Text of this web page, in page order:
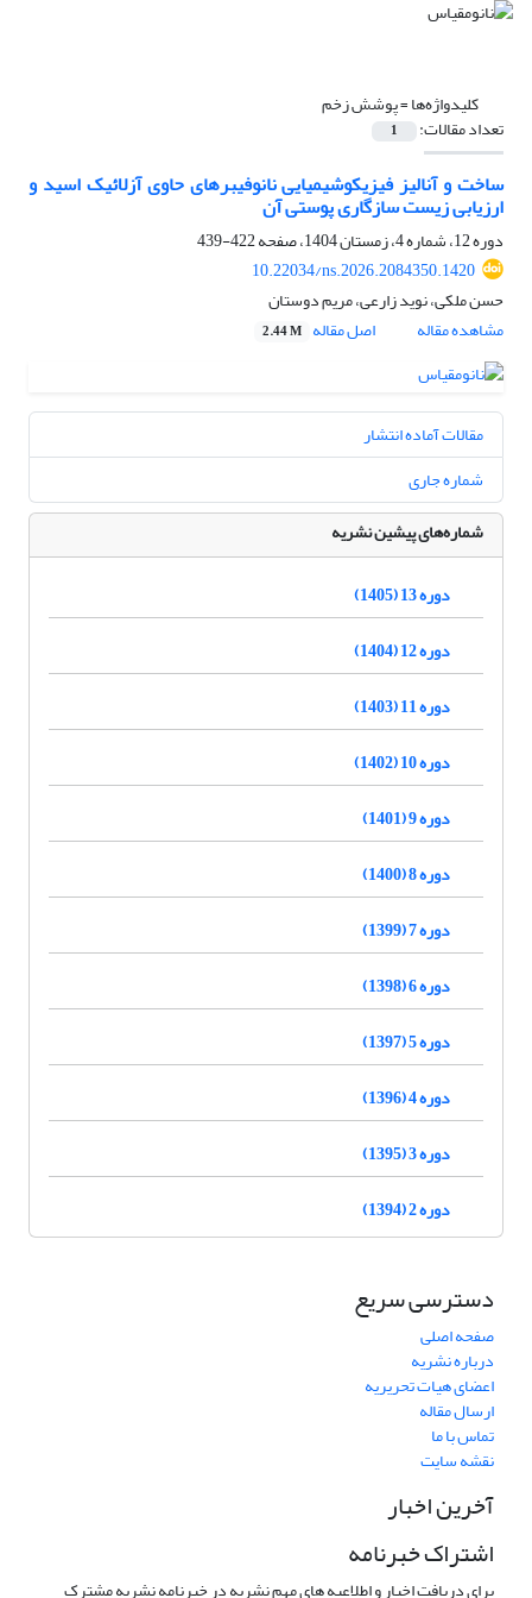
کلیدواژه‌ها =پوشش زخم
تعداد مقالات: 1
ساخت و آنالیز فیزیکوشیمیایی نانوفیبرهای حاوی آزلائیک اسید و
ارزیابی زیست سازگاری پوستی آن
دوره 12، شماره 4، زمستان 1404، صفحه
422-439
10.22034/ns.2026.2084350.1420
حسن ملکی، نوید زارعی، مریم دوستان
مشاهده مقاله
اصل مقاله 2.44 M
مقالات آماده انتشار
شماره جاری
شماره‌های پیشین نشریه
دوره 13 (1405)
دوره 12 (1404)
دوره 11 (1403)
دوره 10 (1402)
دوره 9 (1401)
دوره 8 (1400)
دوره 7 (1399)
دوره 6 (1398)
دوره 5 (1397)
دوره 4 (1396)
دوره 3 (1395)
دوره 2 (1394)
دسترسی سریع
صفحه اصلی
درباره نشریه
اعضای هیات تحریریه
ارسال مقاله
تماس با ما
نقشه سایت
آخرین اخبار
اشتراک خبرنامه
برای دریافت اخبار و اطلاعیه های مهم نشریه در خبرنامه نشریه مشترک